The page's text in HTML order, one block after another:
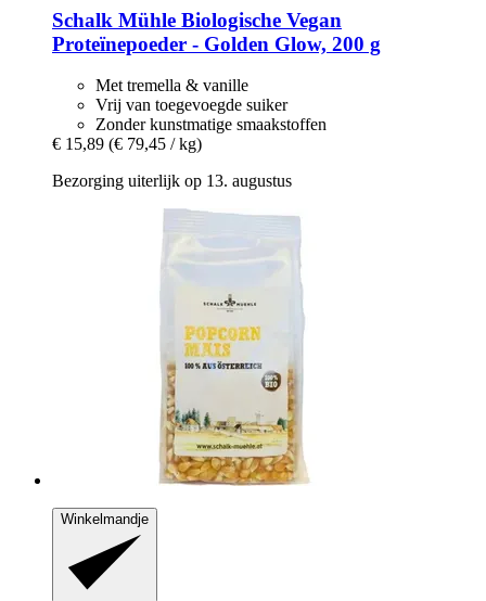
Schalk Mühle Biologische Vegan
Proteïnepoeder -​ Golden Glow, 200 g
Met tremella & vanille
Vrij van toegevoegde suiker
Zonder kunstmatige smaakstoffen
€ 15,89 (€ 79,45 / kg)
Bezorging uiterlijk op 13. augustus
Winkelmandje